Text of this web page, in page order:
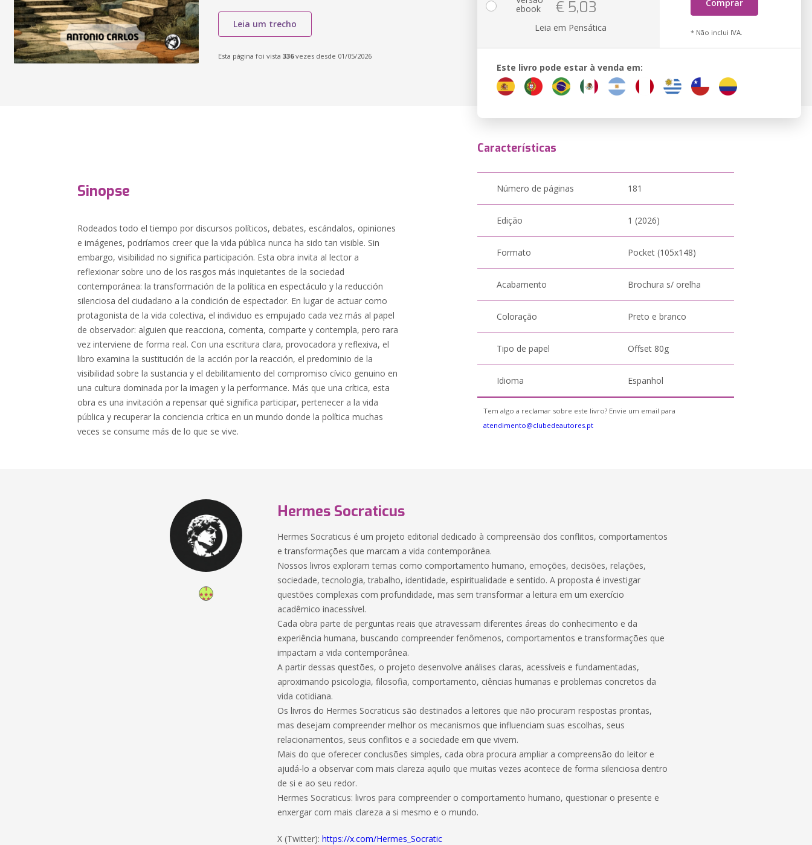
Leia um trecho
Esta página foi vista 336vezes desde 01/05/2026
Comprar
* Não inclui IVA.
ebook € 5,03
Leia em Pensática
Este livro pode estar à venda em:
Sinopse
Rodeados todo el tiempo por discursos políticos, debates, escándalos, opiniones
e imágenes, podríamos creer que la vida pública nunca ha sido tan visible. Sin
embargo, visibilidad no significa participación. Esta obra invita al lector a
reflexionar sobre uno de los rasgos más inquietantes de la sociedad
contemporánea: la transformación de la política en espectáculo y la reducción
silenciosa del ciudadano a la condición de espectador. En lugar de actuar como
protagonista de la vida colectiva, el individuo es empujado cada vez más al papel
de observador: alguien que reacciona, comenta, comparte y contempla, pero rara
vez interviene de forma real. Con una escritura clara, provocadora y reflexiva, el
libro examina la sustitución de la acción por la reacción, el predominio de la
visibilidad sobre la sustancia y el debilitamiento del compromiso cívico genuino en
una cultura dominada por la imagen y la performance. Más que una crítica, esta
obra es una invitación a repensar qué significa participar, pertenecer a la vida
pública y recuperar la conciencia crítica en un mundo donde la política muchas
veces se consume más de lo que se vive.
Características
Número de páginas 181
Edição 1 (2026)
Formato Pocket (105x148)
Acabamento Brochura s/ orelha
Coloração Preto e branco
Tipo de papel Offset 80g
Idioma Espanhol
Tem algo a reclamar sobre este livro? Envie um email para
atendimento@clubedeautores.pt
Hermes Socraticus
Hermes Socraticus é um projeto editorial dedicado à compreensão dos conflitos, comportamentos
e transformações que marcam a vida contemporânea.
Nossos livros exploram temas como comportamento humano, emoções, decisões, relações,
sociedade, tecnologia, trabalho, identidade, espiritualidade e sentido. A proposta é investigar
questões complexas com profundidade, mas sem transformar a leitura em um exercício
acadêmico inacessível.
Cada obra parte de perguntas reais que atravessam diferentes áreas do conhecimento e da
experiência humana, buscando compreender fenômenos, comportamentos e transformações que
impactam a vida contemporânea.
A partir dessas questões, o projeto desenvolve análises claras, acessíveis e fundamentadas,
aproximando psicologia, filosofia, comportamento, ciências humanas e problemas concretos da
vida cotidiana.
Os livros do Hermes Socraticus são destinados a leitores que não procuram respostas prontas,
mas desejam compreender melhor os mecanismos que influenciam suas escolhas, seus
relacionamentos, seus conflitos e a sociedade em que vivem.
Mais do que oferecer conclusões simples, cada obra procura ampliar a compreensão do leitor e
ajudá-lo a observar com mais clareza aquilo que muitas vezes acontece de forma silenciosa dentro
de si e ao seu redor.
Hermes Socraticus: livros para compreender o comportamento humano, questionar o presente e
enxergar com mais clareza a si mesmo e o mundo.
X (Twitter):https://x.com/Hermes_Socratic